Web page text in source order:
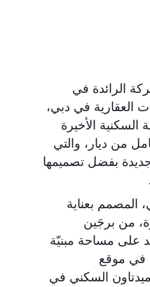
الرائدة في
العقارية في دبي،
الأخيرة
من ديار، والتي
بفضل تصميمها
المصمم بعناية
من برجَين
على مساحة مبنيّة
مربع في موقع
السكني في